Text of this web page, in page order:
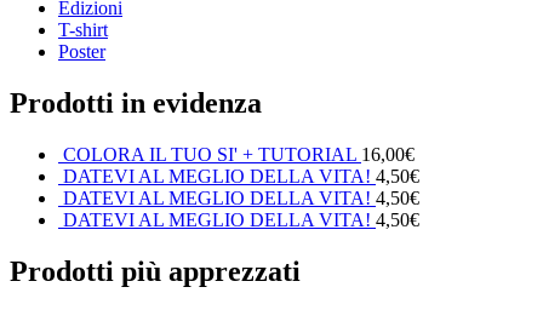
Edizioni
T-shirt
Poster
Prodotti in evidenza
COLORA IL TUO SI' + TUTORIAL 16,00€
DATEVI AL MEGLIO DELLA VITA! 4,50€
DATEVI AL MEGLIO DELLA VITA! 4,50€
DATEVI AL MEGLIO DELLA VITA! 4,50€
Prodotti più apprezzati